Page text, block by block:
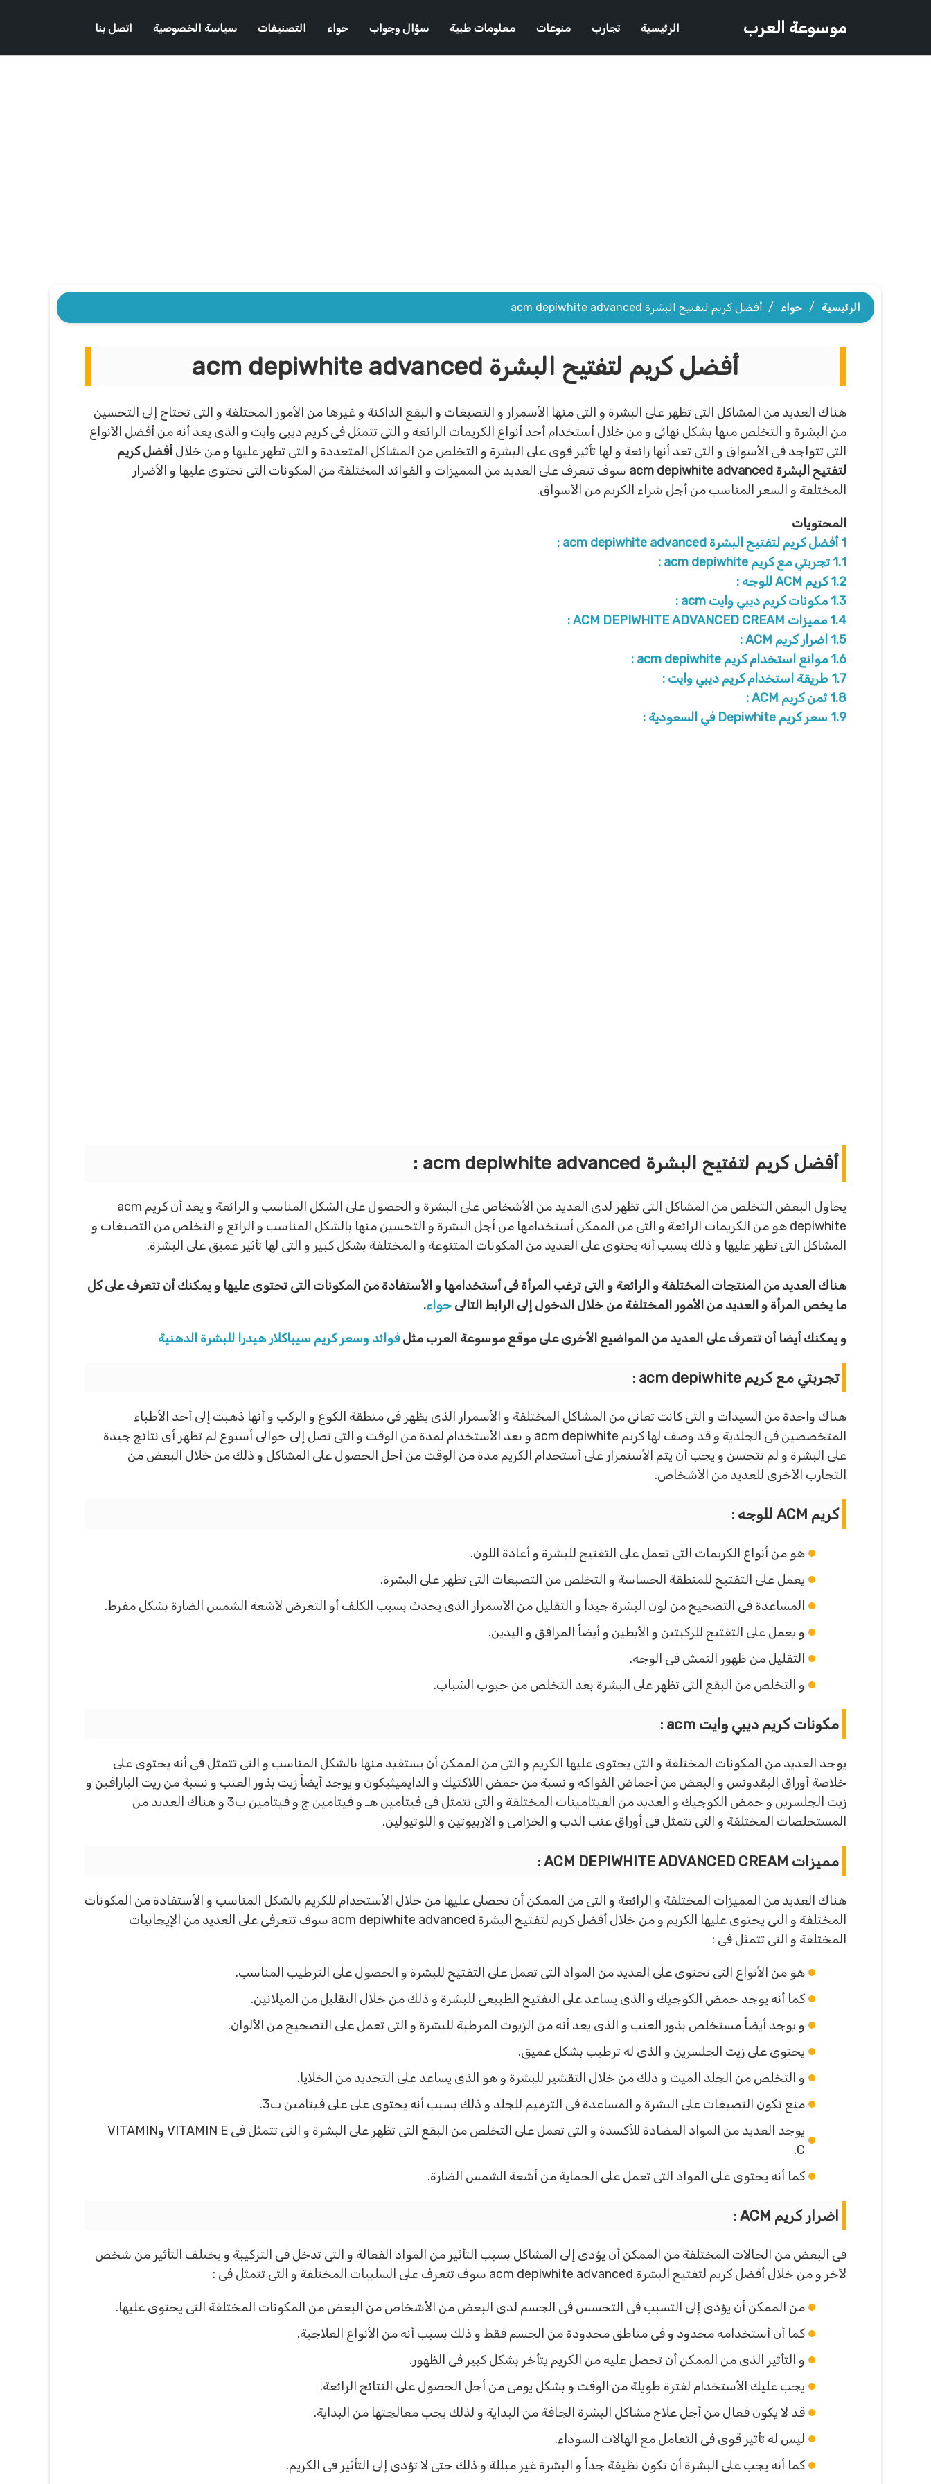
موسوعة العرب الرئيسية تجارب منوعات معلومات طبية سؤال وجواب حواء التصنيفات سياسة الخصوصية اتصل بنا
الرئيسية / حواء / أفضل كريم لتفتيح البشرة acm depiwhite advanced
أفضل كريم لتفتيح البشرة acm depiwhite advanced
هناك العديد من المشاكل التى تظهر على البشرة و التى منها الأسمرار و التصبغات و البقع الداكنة و غيرها من الأمور المختلفة و التى تحتاج إلى التحسين
من البشرة و التخلص منها بشكل نهائى و من خلال أستخدام أحد أنواع الكريمات الرائعة و التى تتمثل فى كريم ديبى وايت و الذى يعد أنه من أفضل الأنواع
التى تتواجد فى الأسواق و التى تعد أنها رائعة و لها تأثير قوى على البشرة و التخلص من المشاكل المتعددة و التى تظهر عليها و من خلالأفضل كريم
لتفتيح البشرة
سوف تتعرف على العديد من المميزات و الفوائد المختلفة من المكونات التى تحتوى عليها و الأضرار
المختلفة و السعر المناسب من أجل شراء الكريم من الأسواق.
المحتويات
1 أفضل كريم لتفتيح البشرة acm depiwhite advanced :
1.1 تجربتي مع كريم acm depiwhite :
1.2 كريم ACM للوجه :
1.3 مكونات كريم ديبي وايت acm :
1.4 مميزات ACM DEPIWHITE ADVANCED CREAM :
1.5 اضرار كريم ACM :
1.6 موانع استخدام كريم acm depiwhite :
1.7 طريقة استخدام كريم ديبي وايت :
1.8 ثمن كريم ACM :
1.9 سعر كريم Depiwhite في السعودية :
أفضل كريم لتفتيح البشرة
يحاول البعض التخلص من المشاكل التى تظهر لدى العديد من الأشخاص على البشرة و الحصول على الشكل المناسب و الرائعة و يعد أن كريم acm
depiwhite هو من الكريمات الرائعة و التى من الممكن أستخدامها من أجل البشرة و التحسين منها بالشكل المناسب و الرائع و التخلص من التصبغات و
المشاكل التى تظهر عليها و ذلك بسبب أنه يحتوى على العديد من المكونات المتنوعة و المختلفة بشكل كبير و التى لها تأثير عميق على البشرة.
هناك العديد من المنتجات المختلفة و الرائعة و التى ترغب المرأة فى أستخدامها و الأستفادة من المكونات التى تحتوى عليها و يمكنك أن تتعرف على كل
ما يخص المرأة و العديد من الأمور المختلفة من خلال الدخول إلى الرابط التالى حواء.
و يمكنك أيضا أن تتعرف على العديد من المواضيع الأخرى على موقع موسوعة العرب مثلفوائد وسعر كريم سيباكلار هيدرا للبشرة الدهنية
تجربتي مع كريم
هناك واحدة من السيدات و التى كانت تعانى من المشاكل المختلفة و الأسمرار الذى يظهر فى منطقة الكوع و الركب و أنها ذهبت إلى أحد الأطباء
المتخصصين فى الجلدية و قد وصف لها كريم acm depiwhite و بعد الأستخدام لمدة من الوقت و التى تصل إلى حوالى أسبوع لم تظهر أى نتائج جيدة
على البشرة و لم تتحسن و يجب أن يتم الأستمرار على أستخدام الكريم مدة من الوقت من أجل الحصول على المشاكل و ذلك من خلال البعض من
التجارب الأخرى للعديد من الأشخاص.
كريم
هو من أنواع الكريمات التى تعمل على التفتيح للبشرة و أعادة اللون.
يعمل على التفتيح للمنطقة الحساسة و التخلص من التصبغات التى تظهر على البشرة.
المساعدة فى التصحيح من لون البشرة جيداً و التقليل من الأسمرار الذى يحدث بسبب الكلف أو التعرض لأشعة الشمس الضارة بشكل مفرط.
و يعمل على التفتيح للركبتين و الأبطين و أيضاً المرافق و اليدين.
التقليل من ظهور النمش فى الوجه.
و التخلص من البقع التى تظهر على البشرة بعد التخلص من حبوب الشباب.
مكونات كريم ديبي وايت
يوجد العديد من المكونات المختلفة و التى يحتوى عليها الكريم و التى من الممكن أن يستفيد منها بالشكل المناسب و التى تتمثل فى أنه يحتوى على
خلاصة أوراق البقدونس و البعض من أحماض الفواكه و نسبة من حمض اللاكتيك و الدايميثيكون و يوجد أيضاً زيت بذور العنب و نسبة من زيت البارافين و
زيت الجلسرين و حمض الكوجيك و العديد من الفيتامينات المختلفة و التى تتمثل فى فيتامين هـ و فيتامين ج و فيتامين ب3 و هناك العديد من
المستخلصات المختلفة و التى تتمثل فى أوراق عنب الدب و الخزامى و الاربيوتين و اللوتيولين.
مميزات ACM DEPIWHITE ADVANCED CREAM :
هناك العديد من المميزات المختلفة و الرائعة و التى من الممكن أن تحصلى عليها من خلال الأستخدام للكريم بالشكل المناسب و الأستفادة من المكونات
المختلفة و التى يحتوى عليها الكريم و من خلال أفضل كريم لتفتيح البشرة acm depiwhite advanced سوف تتعرفى على العديد من الإيجابيات
المختلفة و التى تتمثل فى :
هو من الأنواع التى تحتوى على العديد من المواد التى تعمل على التفتيح للبشرة و الحصول على الترطيب المناسب.
كما أنه يوجد حمض الكوجيك و الذى يساعد على التفتيح الطبيعى للبشرة و ذلك من خلال التقليل من الميلانين.
و يوجد أيضاً مستخلص بذور العنب و الذى يعد أنه من الزيوت المرطبة للبشرة و التى تعمل على التصحيح من الألوان.
يحتوى على زيت الجلسرين و الذى له ترطيب بشكل عميق.
و التخلص من الجلد الميت و ذلك من خلال التقشير للبشرة و هو الذى يساعد على التجديد من الخلايا.
منع تكون التصبغات على البشرة و المساعدة فى الترميم للجلد و ذلك بسبب أنه يحتوى على على فيتامين ب3.
يوجد العديد من المواد المضادة للأكسدة و التى تعمل على التخلص من البقع التى تظهر على البشرة و التى تتمثل فى VITAMIN E وVITAMIN
C.
كما أنه يحتوى على المواد التى تعمل على الحماية من أشعة الشمس الضارة.
اضرار كريم
فى البعض من الحالات المختلفة من الممكن أن يؤدى إلى المشاكل بسبب التأثير من المواد الفعالة و التى تدخل فى التركيبة و يختلف التأثير من شخص
لأخر و من خلال أفضل كريم لتفتيح البشرة acm depiwhite advanced سوف تتعرف على السلبيات المختلفة و التى تتمثل فى :
من الممكن أن يؤدى إلى التسبب فى التحسس فى الجسم لدى البعض من الأشخاص من البعض من المكونات المختلفة التى يحتوى عليها.
كما أن أستخدامه محدود و فى مناطق محدودة من الجسم فقط و ذلك بسبب أنه من الأنواع العلاجية.
و التأثير الذى من الممكن أن تحصل عليه من الكريم يتأخر بشكل كبير فى الظهور.
يجب عليك الأستخدام لفترة طويلة من الوقت و بشكل يومى من أجل الحصول على النتائج الرائعة.
قد لا يكون فعال من أجل علاج مشاكل البشرة الجافة من البداية و لذلك يجب معالجتها من البداية.
ليس له تأثير قوى فى التعامل مع الهالات السوداء.
كما أنه يجب على البشرة أن تكون نظيفة جداً و البشرة غير مبللة و ذلك حتى لا تؤدى إلى التأثير فى الكريم.